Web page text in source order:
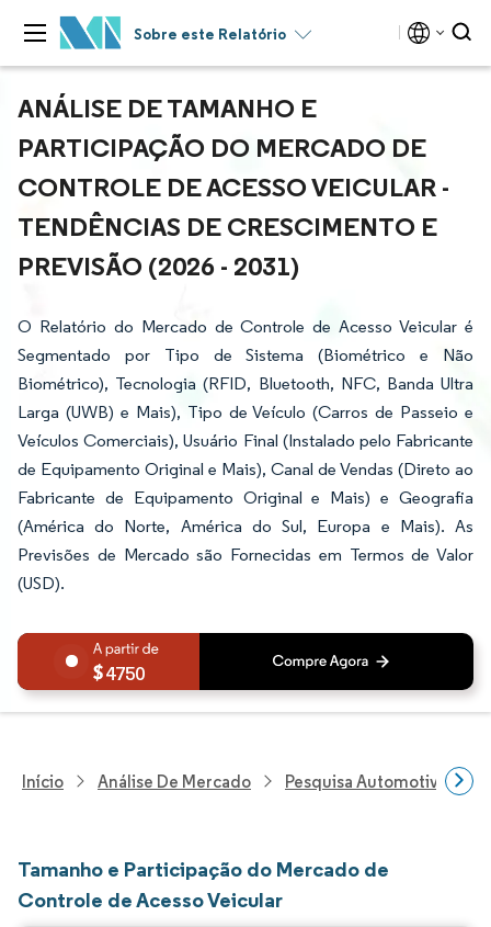
Sobre este Relatório
ANÁLISE DE TAMANHO E
PARTICIPAÇÃO DO MERCADO DE
CONTROLE DE ACESSO VEICULAR -
TENDÊNCIAS DE CRESCIMENTO E
PREVISÃO (2026 - 2031)
O Relatório do Mercado de Controle de Acesso Veicular é
Segmentado por Tipo de Sistema (Biométrico e Não
Biométrico), Tecnologia (RFID, Bluetooth, NFC, Banda Ultra
Larga (UWB) e Mais), Tipo de Veículo (Carros de Passeio e
Veículos Comerciais), Usuário Final (Instalado pelo Fabricante
de Equipamento Original e Mais), Canal de Vendas (Direto ao
Fabricante de Equipamento Original e Mais) e Geografia
(América do Norte, América do Sul, Europa e Mais). As
Previsões de Mercado são Fornecidas em Termos de Valor
(USD).
4750
Início Análise De Mercado Pesquisa Automotiva
Tamanho e Participação do Mercado de
Controle de Acesso Veicular